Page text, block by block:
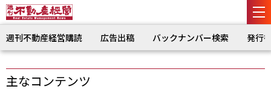
週刊不動産経営購読 広告出稿 バックナンバー検索 発行
主なコンテンツ